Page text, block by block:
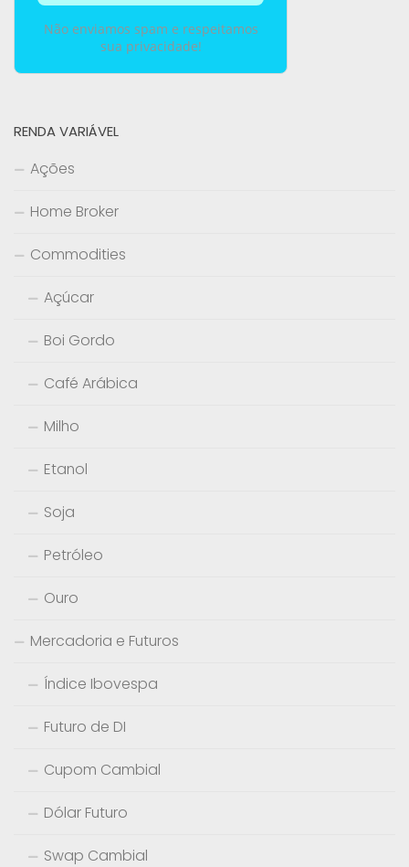
Não enviamos spam e respeitamos
sua privacidade!
RENDA VARIÁVEL
Ações
Home Broker
Commodities
Açúcar
Boi Gordo
Café Arábica
Milho
Etanol
Soja
Petróleo
Ouro
Mercadoria e Futuros
Índice Ibovespa
Futuro de DI
Cupom Cambial
Dólar Futuro
Swap Cambial